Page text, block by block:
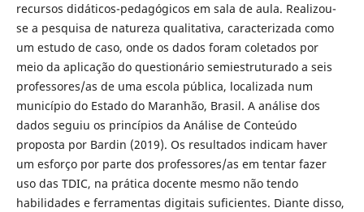
recursos didáticos-pedagógicos em sala de aula. Realizou-
se a pesquisa de natureza qualitativa, caracterizada como
um estudo de caso, onde os dados foram coletados por
meio da aplicação do questionário semiestruturado a seis
professores/as de uma escola pública, localizada num
município do Estado do Maranhão, Brasil. A análise dos
dados seguiu os princípios da Análise de Conteúdo
proposta por Bardin (2019). Os resultados indicam haver
um esforço por parte dos professores/as em tentar fazer
uso das TDIC, na prática docente mesmo não tendo
habilidades e ferramentas digitais suficientes. Diante disso,